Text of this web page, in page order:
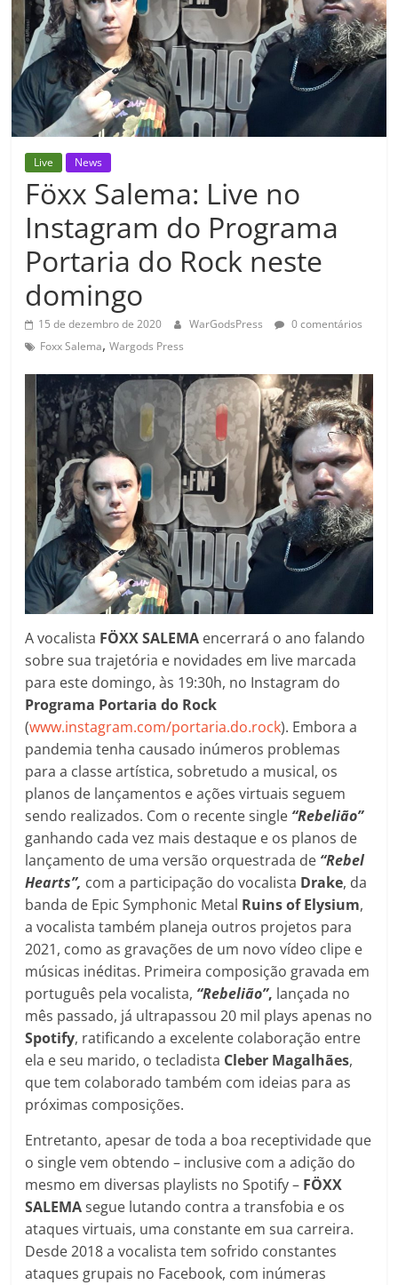
Live News
Föxx Salema: Live no
Instagram do Programa
Portaria do Rock neste
domingo
15 de dezembro de 2020 WarGodsPress
0 comentários
Foxx Salema,Wargods Press
A vocalista FÖXX SALEMA encerrará o ano falando
sobre sua trajetória e novidades em live marcada
para este domingo, às 19:30h, no Instagram do
Programa Portaria do Rock
(www.instagram.com/portaria.do.rock). Embora a
pandemia tenha causado inúmeros problemas
para a classe artística, sobretudo a musical, os
planos de lançamentos e ações virtuais seguem
sendo realizados. Com o recente single “Rebelião”
ganhando cada vez mais destaque e os planos de
lançamento de uma versão orquestrada de “Rebel
Hearts”, com a participação do vocalista Drake, da
banda de Epic Symphonic Metal Ruins of Elysium,
a vocalista também planeja outros projetos para
2021, como as gravações de um novo vídeo clipe e
músicas inéditas. Primeira composição gravada em
português pela vocalista, “Rebelião”, lançada no
mês passado, já ultrapassou 20 mil plays apenas no
Spotify, ratificando a excelente colaboração entre
ela e seu marido, o tecladista Cleber Magalhães,
que tem colaborado também com ideias para as
próximas composições.
Entretanto, apesar de toda a boa receptividade que
o single vem obtendo – inclusive com a adição do
mesmo em diversas playlists no Spotify – FÖXX
SALEMAsegue lutando contra a transfobia e os
ataques virtuais, uma constante em sua carreira.
Desde 2018 a vocalista tem sofrido constantes
ataques grupais no Facebook, com inúmeras